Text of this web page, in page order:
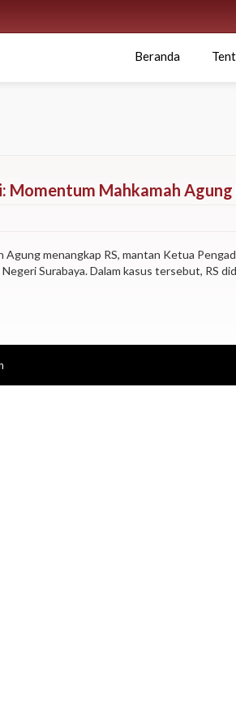
Beranda
Momentum Mahkamah
Agung menangkap RS, mantan Ketua
Surabaya. Dalam kasus tersebut, RS